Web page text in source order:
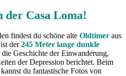
der Casa Loma!
findest du schöne alte Oldtimer aus
der245 Meter lange dunkle
Geschichte der Einwanderung,
der Depression berichtet. Beim
kannst du fantastische Fotos von